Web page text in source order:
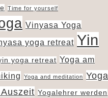
Time for yourself
Vinyasa Yoga
yoga retreat Yin
yoga retreat Yoga am
Yoga and meditation Yoga
Yogalehrer werden